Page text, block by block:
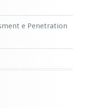
e Penetration